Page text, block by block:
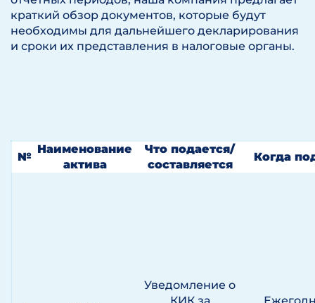
краткий обзор документов, которые будут
необходимы для дальнейшего декларирования
и сроки их представления в налоговые органы.
№
Наименование
актива
Что подается/
составляется
Когда
Уведомление о